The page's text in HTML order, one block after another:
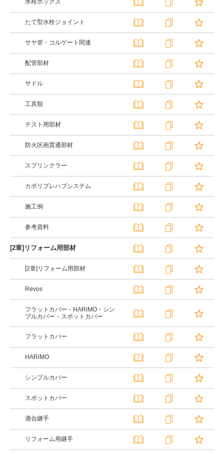
水栓ボックス
たて型水栓ジョイント
サヤ管・コルゲート関連
配管部材
サドル
工具類
テスト用部材
防火区画貫通部材
スプリンクラー
カポリプレハブシステム
施工例
参考資料
[2章]リフォーム用部材
[2章]リフォーム用部材
Revos
フラットカバー・HARiMO・シン
プルカバー・スポットカバー
フラットカバー
HARiMO
シンプルカバー
スポットカバー
適合継手
リフォーム用継手